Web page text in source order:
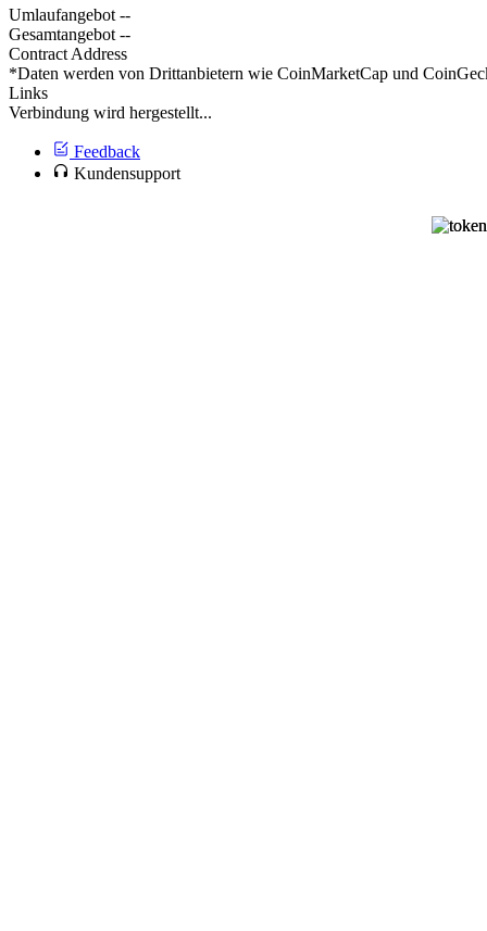
Umlaufangebot --
Gesamtangebot --
Contract Address
*Daten werden von Drittanbietern wie CoinMarketCap und
Links
Verbindung wird hergestellt...
Feedback
Kundensupport